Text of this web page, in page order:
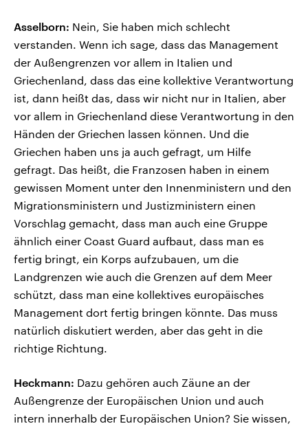
Asselborn: Nein, Sie haben mich schlecht
verstanden. Wenn ich sage, dass das Management
der Außengrenzen vor allem in Italien und
Griechenland, dass das eine kollektive Verantwortung
ist, dann heißt das, dass wir nicht nur in Italien, aber
vor allem in Griechenland diese Verantwortung in den
Händen der Griechen lassen können. Und die
Griechen haben uns ja auch gefragt, um Hilfe
gefragt. Das heißt, die Franzosen haben in einem
gewissen Moment unter den Innenministern und den
Migrationsministern und Justizministern einen
Vorschlag gemacht, dass man auch eine Gruppe
ähnlich einer Coast Guard aufbaut, dass man es
fertig bringt, ein Korps aufzubauen, um die
Landgrenzen wie auch die Grenzen auf dem Meer
schützt, dass man eine kollektives europäisches
Management dort fertig bringen könnte. Das muss
natürlich diskutiert werden, aber das geht in die
richtige Richtung.
Heckmann: Dazu gehören auch Zäune an der
Außengrenze der Europäischen Union und auch
intern innerhalb der Europäischen Union? Sie wissen,